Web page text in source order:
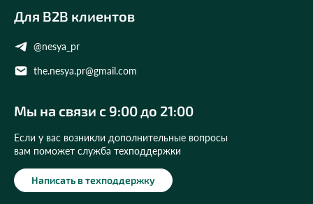
Для B2B клиентов
@nesya_pr
the.nesya.pr@gmail.com
Мы на связи с 9:00 до 21:00
Если у вас возникли дополнительные вопросы
вам поможет служба техподдержки
Написать в техподдержку